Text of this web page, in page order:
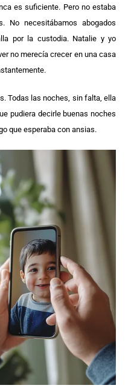
es suficiente. Pero no estaba
No necesitábamos abogados
por la custodia. Natalie y yo
no merecía crecer en una casa
Todas las noches, sin falta, ella
pudiera decirle buenas noches
que esperaba con ansias.